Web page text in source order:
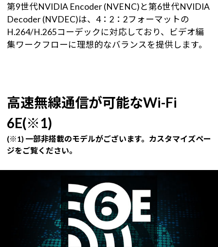
第9世代NVIDIA Encoder (NVENC)と第6世代NVIDIA
Decoder (NVDEC)は、4：2：2フォーマットの
H.264/H.265コーデックに対応しており、ビデオ編
集ワークフローに理想的なバランスを提供します。
高速無線通信が可能なWi-Fi
6E(※1)
(※1) 一部非搭載のモデルがございます。カスタマイズペー
ジをご覧ください。